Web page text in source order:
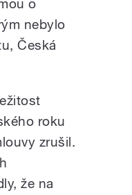
o
nebylo
Česká
roku
zrušil.
že na